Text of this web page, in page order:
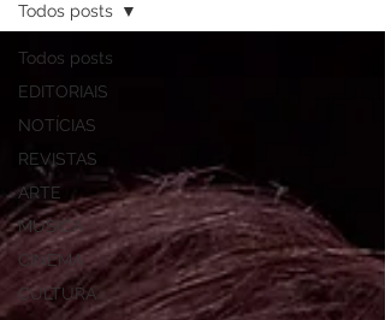
Todos posts
EDITORIAIS
NOTÍCIAS
REVISTAS
ARTE
MÚSICA
CINEMA
CULTURA
Todos posts